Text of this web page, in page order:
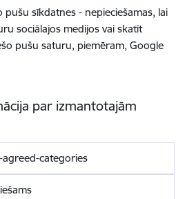
sīkdatnes - nepieciešamas, lai
sociālajos medijos vai skatīt
pušu saturu, piemēram, Google
par izmantotajām
categories